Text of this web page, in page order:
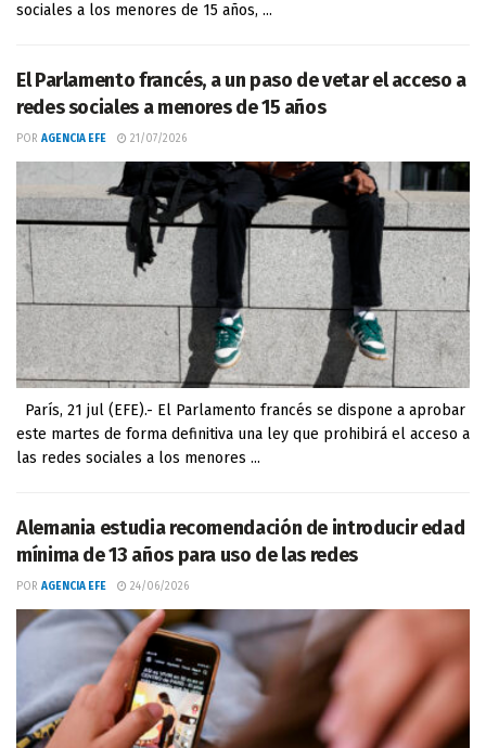
sociales a los menores de 15 años, ...
El Parlamento francés, a un paso de vetar el acceso a
redes sociales a menores de 15 años
POR AGENCIA EFE 21/07/2026
París, 21 jul (EFE).- El Parlamento francés se dispone a aprobar
este martes de forma definitiva una ley que prohibirá el acceso a
las redes sociales a los menores ...
Alemania estudia recomendación de introducir edad
mínima de 13 años para uso de las redes
POR AGENCIA EFE 24/06/2026